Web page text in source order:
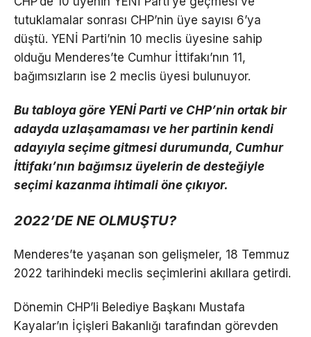
tutuklamalar sonrası CHP’nin üye sayısı 6’ya
düştü. YENİ Parti’nin 10 meclis üyesine sahip
olduğu Menderes’te Cumhur İttifakı’nın 11,
bağımsızların ise 2 meclis üyesi bulunuyor.
Bu tabloya göre YENİ Parti ve CHP’nin ortak bir
adayda uzlaşamaması ve her partinin kendi
adayıyla seçime gitmesi durumunda, Cumhur
İttifakı’nın bağımsız üyelerin de desteğiyle
seçimi kazanma ihtimali öne çıkıyor.
2022’DE NE OLMUŞTU?
Menderes’te yaşanan son gelişmeler, 18 Temmuz
2022 tarihindeki meclis seçimlerini akıllara getirdi.
Dönemin CHP’li Belediye Başkanı Mustafa
Kayalar’ın İçişleri Bakanlığı tarafından görevden